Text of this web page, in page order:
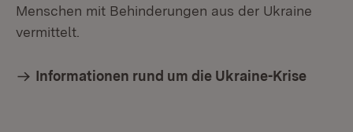
Menschen mit Behinderungen aus der Ukraine
vermittelt.
Informationen rund um die Ukraine-Krise